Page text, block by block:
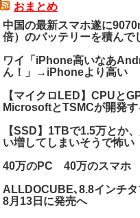
おまとめ
中国の最新スマホ遂に
倍）のバッテリーを積んで
ワイ「iPhone高いなあ
ん！」→iPhoneより高い
【マイクロLED】CPUと
MicrosoftとTSMCが開発
【SSD】1TBで1.5万とか
い増してしまいそうで怖い
40万のPC 40万のスマホ
ALLDOCUBE､8.8インチ
8月13日に発売へ